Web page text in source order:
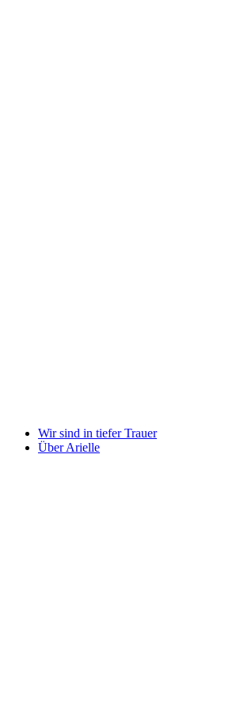
Wir sind in tiefer Trauer
Über Arielle